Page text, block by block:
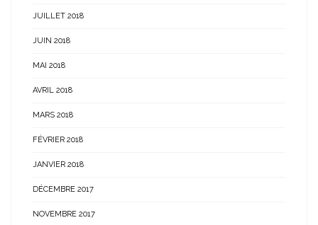
JUILLET 2018
JUIN 2018
MAI 2018
AVRIL 2018
MARS 2018
FÉVRIER 2018
JANVIER 2018
DÉCEMBRE 2017
NOVEMBRE 2017